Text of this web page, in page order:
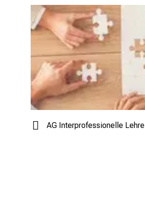
AG Interprofessionelle Lehre